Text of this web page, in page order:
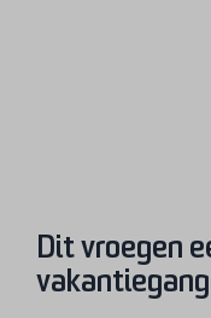
Dit vroegen